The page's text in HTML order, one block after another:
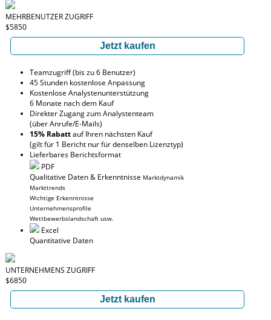
MEHRBENUTZER ZUGRIFF
$5850
Jetzt kaufen
Teamzugriff (bis zu 6 Benutzer)
45 Stunden kostenlose Anpassung
Kostenlose Analystenunterstützung
6 Monate nach dem Kauf
Direkter Zugang zum Analystenteam
(über Anrufe/E-Mails)
15% Rabattauf Ihren nächsten Kauf
(gilt für 1 Bericht nur für denselben Lizenztyp)
Lieferbares Berichtsformat
PDF
Qualitative Daten & Erkenntnisse Marktdynamik
Markttrends
Wichtige Erkenntnisse
Unternehmensprofile
Wettbewerbslandschaft usw.
Excel
Quantitative Daten
UNTERNEHMENS ZUGRIFF
$6850
Jetzt kaufen